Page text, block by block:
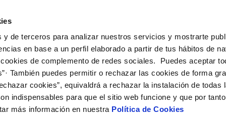
y de terceros para analizar nuestros servicios y mostrarte
en base a un perfil elaborado a partir de tus hábitos de
de complemento de redes sociales. Puedes aceptar
También puedes permitir o rechazar las cookies de forma
cookies”, equivaldrá a rechazar la instalación de todas
indispensables para que el sitio web funcione y que por
más información en nuestra Política de Cookies
de titular
de suministro
MODIFICACIÓN DE DATOS
Actualizar datos bancários
Actualizar datos de
Tu Servicio
AL CLIENTE
contacto
COMPROMISO DE SERVICIO
Carta de compromisos
Customer Counsel (Defensa del
Tu Agua
del agua
consumidor
CUIDADOS DEL AGUA
Consejos de ahorro
Depósitos comunitarios
Conócenos
DE GESTIÓN Y CERTIFICADOS
PERFIL DEL CONTRATANTE
Plataforma de contratación del
público
Licitaciones en curso